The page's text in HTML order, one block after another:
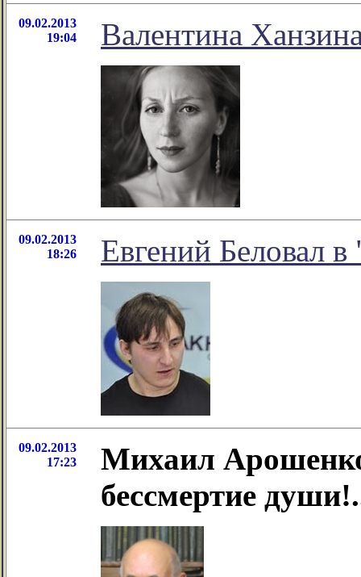
09.02.2013
19:04
Валентина
09.02.2013
18:26
Евгений Беловал
09.02.2013
17:23
Михаил
бессмертие